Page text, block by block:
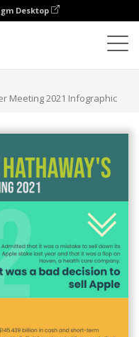
Desktop
Meeting 2021 Infographic